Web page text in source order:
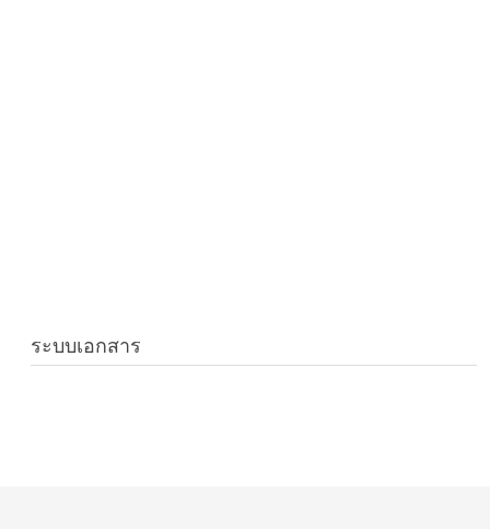
ระบบเอกสาร